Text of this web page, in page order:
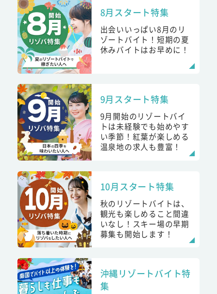
8月スタート特集
出会いいっぱい8月のリ
ゾートバイト！短期の夏
休みバイトはお早めに！
9月スタート特集
9月開始のリゾートバイ
トは未経験でも始めやす
い季節！紅葉が楽しめる
温泉地の求人も豊富！
10月スタート特集
秋のリゾートバイトは、
観光も楽しめること間違
いなし！スキー場の早期
募集も開始します！
沖縄リゾートバイト特
集